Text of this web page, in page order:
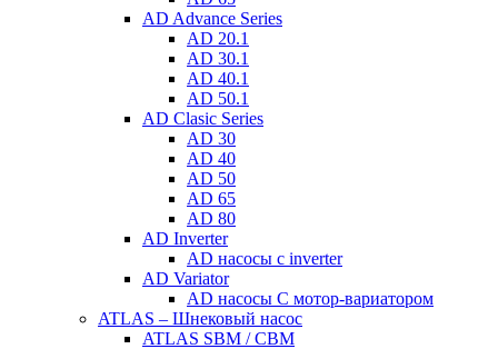
AD Advance Series
AD 20.1
AD 30.1
AD 40.1
AD 50.1
AD Clasic Series
AD 30
AD 40
AD 50
AD 65
AD 80
AD Inverter
AD насосы с inverter
AD Variator
AD насосы С мотор-вариатором
ATLAS – Шнековый насос
ATLAS SBM / CBM